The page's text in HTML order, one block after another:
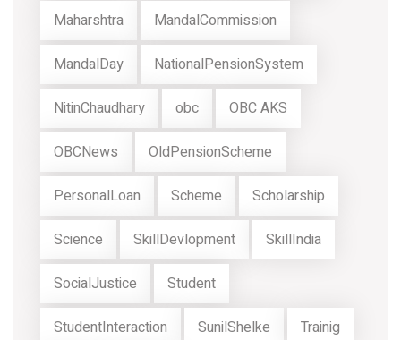
Maharshtra MandalCommission
MandalDay NationalPensionSystem
NitinChaudhary obc OBC AKS
OBCNews OldPensionScheme
PersonalLoan Scheme Scholarship
Science SkillDevlopment SkillIndia
SocialJustice Student
StudentInteraction SunilShelke Trainig